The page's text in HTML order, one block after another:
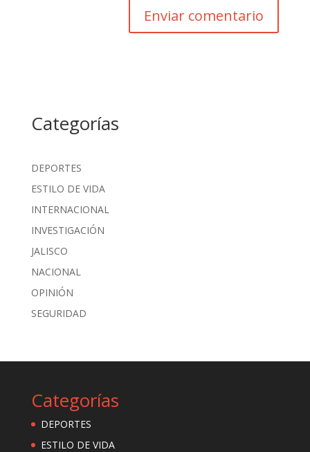
Categorías
DEPORTES
ESTILO DE VIDA
INTERNACIONAL
INVESTIGACIÓN
JALISCO
NACIONAL
OPINIÓN
SEGURIDAD
Categorías
DEPORTES
ESTILO DE VIDA